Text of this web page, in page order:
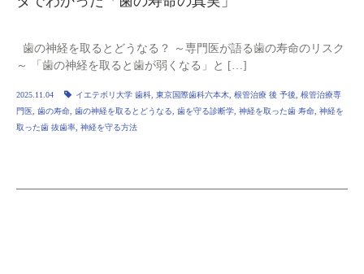
歯の神経を取るとどうなる？ ～専門医が語る歯の寿命のリスク
～ 「歯の神経を取ると歯が弱くなる」と […]
2025.11.04 イエテボリ大学 歯科 東京国際歯科六本木 根管治療 後 予後
根管治療専
門医 歯の寿命 歯の神経を取るとどうなる 歯を守る診断学 神経を取った歯 寿命 神経を
取った歯 抜歯率 神経を守る方法